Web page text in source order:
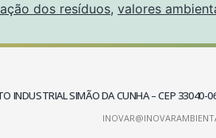
dos resíduos, valores
INDUSTRIAL SIMÃO DA CUNHA – CEP 33040-